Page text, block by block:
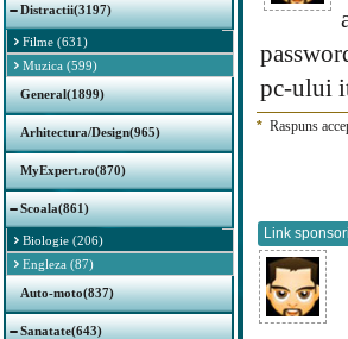
Distractii(3197)
Filme (631)
Muzica (599)
General(1899)
Arhitectura/Design(965)
MyExpert.ro(870)
Scoala(861)
Biologie (206)
Engleza (87)
Auto-moto(837)
Sanatate(643)
pc-ului
* Raspuns
Link